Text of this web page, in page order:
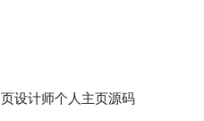
设计师个人主页源码